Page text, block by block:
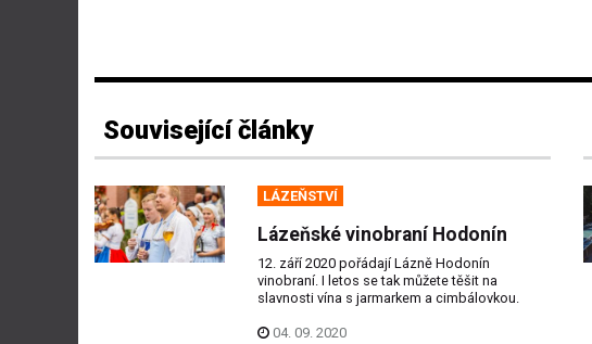
Související články
LÁZEŇSTVÍ
Lázeňské vinobraní Hodonín
12. září 2020 pořádají Lázně Hodonín
vinobraní. I letos se tak můžete těšit na
slavnosti vína s jarmarkem a cimbálovkou.
04. 09. 2020